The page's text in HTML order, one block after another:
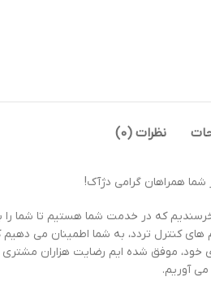
نظرات (0)
شما همراهان گرامی دژآک!
که در خدمت شما هستیم تا شما را
کنترل تردد، به شما اطمینان می دهیم
خود، موفق شده ایم رضایت هزاران
می آوریم.